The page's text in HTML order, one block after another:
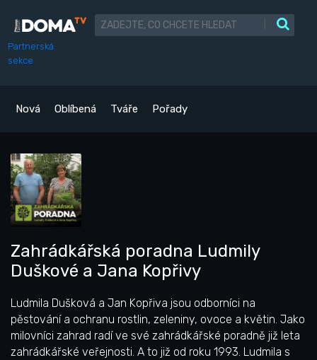
Partnerská
sekce
Nová Oblíbená Tváře Pořady
Zahrádkářská poradna Ludmily
Duškové a Jana Kopřivy
Ludmila Dušková a Jan Kopřiva jsou odborníci na
pěstování a ochranu rostlin, zeleniny, ovoce a květin. Jako
milovníci zahrad radí ve své zahrádkářské poradně již leta
zahrádkářské veřejnosti. A to již od roku 1993. Ludmila s